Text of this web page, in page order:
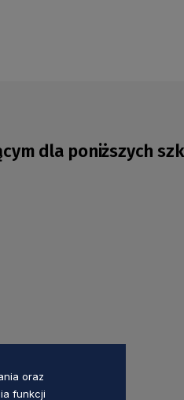
dla poniższych
oraz
funkcji